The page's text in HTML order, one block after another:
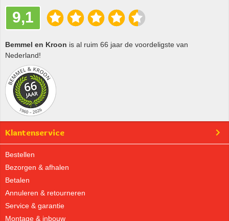
9,1
Bemmel en Kroon is al ruim 66 jaar de voordeligste van
Nederland!
Klantenservice
Bestellen
Bezorgen & afhalen
Betalen
Annuleren & retourneren
Service & garantie
Montage & inbouw